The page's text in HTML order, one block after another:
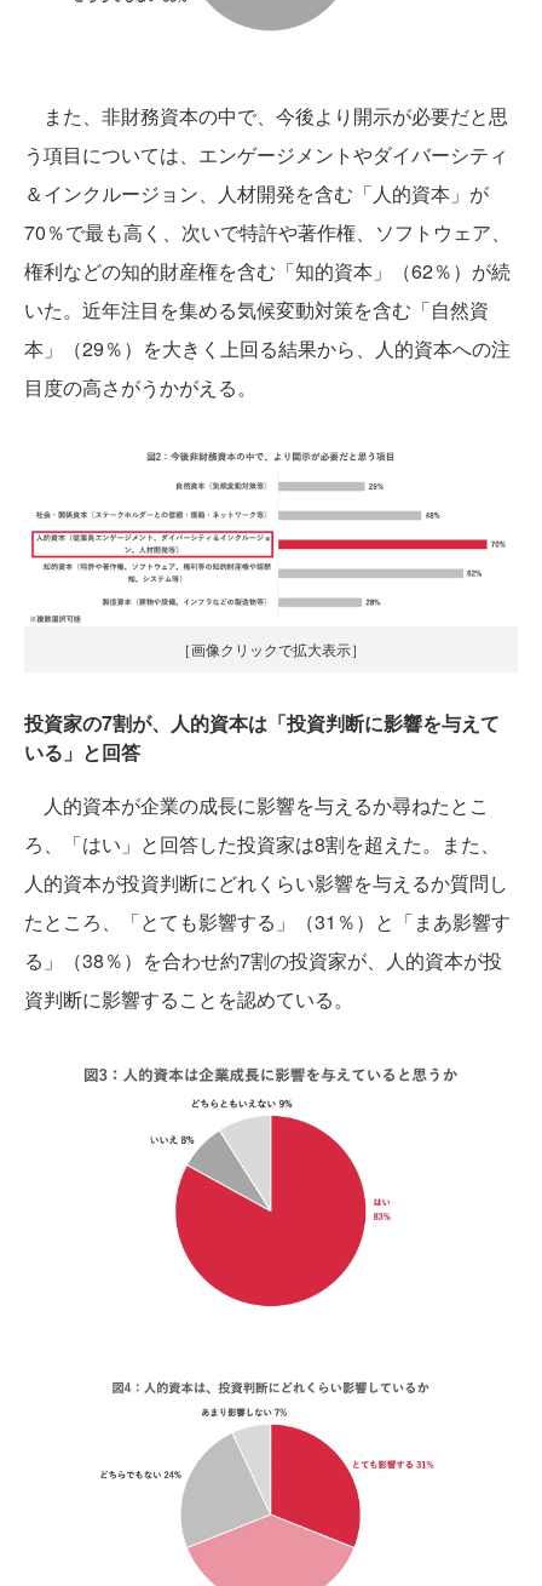
また、非財務資本の中で、今後より開示が必要だと思
う項目については、エンゲージメントやダイバーシティ
＆インクルージョン、人材開発を含む「人的資本」が
70％で最も高く、次いで特許や著作権、ソフトウェア、
権利などの知的財産権を含む「知的資本」（62％）が続
いた。近年注目を集める気候変動対策を含む「自然資
本」（29％）を大きく上回る結果から、人的資本への注
目度の高さがうかがえる。
［画像クリックで拡大表示］
投資家の7割が、人的資本は「投資判断に影響を与えて
いる」と回答
人的資本が企業の成長に影響を与えるか尋ねたとこ
ろ、「はい」と回答した投資家は8割を超えた。また、
人的資本が投資判断にどれくらい影響を与えるか質問し
たところ、「とても影響する」（31％）と「まあ影響す
る」（38％）を合わせ約7割の投資家が、人的資本が投
資判断に影響することを認めている。